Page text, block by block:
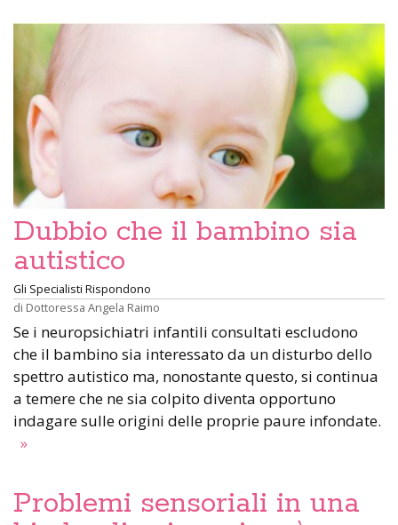
Dubbio che il bambino sia
autistico
Gli Specialisti Rispondono
di Dottoressa Angela Raimo
Se i neuropsichiatri infantili consultati escludono
che il bambino sia interessato da un disturbo dello
spettro autistico ma, nonostante questo, si continua
a temere che ne sia colpito diventa opportuno
indagare sulle origini delle proprie paure infondate.
»
Problemi sensoriali in una